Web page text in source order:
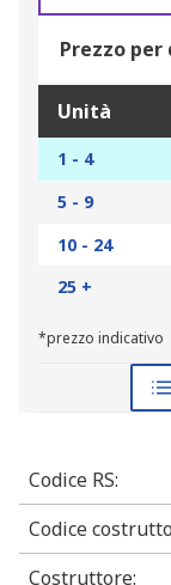
Prezzo
Unità
1 - 4
5 - 9
10 - 24
25 +
*prezzo indicativo
Codice RS:
Codice
Costruttore: